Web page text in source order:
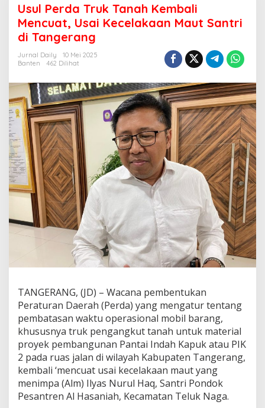
u
l
P
e
r
d
T
r
u
k
T
a
n
a
h
K
e
m
b
a
l
i
M
e
u
a
t
,
U
s
a
i
K
e
c
Usul Perda Truk Tanah Kembali
Mencuat, Usai Kecelakaan Maut Santri
di Tangerang
Jurnal Daily
10 Mei 2025
Banten
462 Dilihat
TANGERANG, (JD) – Wacana pembentukan
Peraturan Daerah (Perda) yang mengatur tentang
pembatasan waktu operasional mobil barang,
khususnya truk pengangkut tanah untuk material
proyek pembangunan Pantai Indah Kapuk atau PIK
2 pada ruas jalan di wilayah Kabupaten Tangerang,
kembali ‘mencuat usai kecelakaan maut yang
menimpa (Alm) Ilyas Nurul Haq, Santri Pondok
Pesantren Al Hasaniah, Kecamatan Teluk Naga.